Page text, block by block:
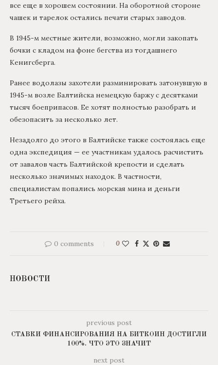
все еще в хорошем состоянии. На оборотной стороне
чашек и тарелок остались печати старых заводов.
В 1945-м местные жители, возможно, могли закопать
бочки с кладом на фоне бегства из тогдашнего
Кенигсберга.
Ранее водолазы захотели разминировать затонувшую в
1945-м возле Балтийска немецкую баржу с десятками
тысяч боеприпасов. Ее хотят полностью разобрать и
обезопасить за несколько лет.
Незадолго до этого в Балтийске также состоялась еще
одна экспедиция — ее участникам удалось расчистить
от завалов часть Балтийской крепости и сделать
несколько значимых находок. В частности,
специалистам попались морская мина и деньги
Третьего рейха.
0 comments 0
НОВОСТИ
previous post
СТАВКИ ФИНАНСИРОВАНИЯ НА БИТКОИН ДОСТИГЛИ
100%. ЧТО ЭТО ЗНАЧИТ
next post